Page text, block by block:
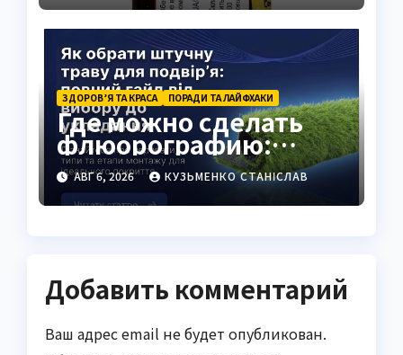
ЗДОРОВ’Я ТА КРАСА ПОРАДИ ТА ЛАЙФХАКИ
Где можно сделать
флюорографию:
полный гид для
украинцев
АВГ 6, 2026 КУЗЬМЕНКО СТАНІСЛАВ
Добавить комментарий
Ваш адрес email не будет опубликован.